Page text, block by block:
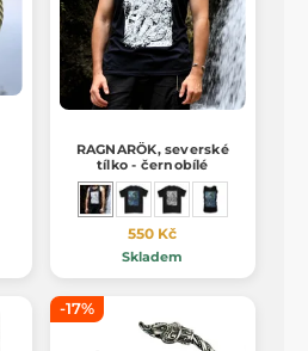
RAGNARÖK, severské
tílko - černobílé
550 Kč
Skladem
-17%